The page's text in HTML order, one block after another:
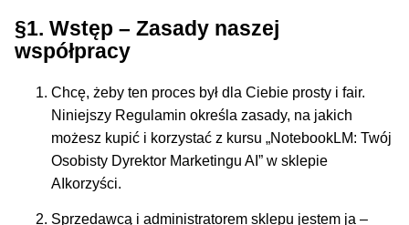
§1. Wstęp – Zasady naszej
współpracy
Chcę, żeby ten proces był dla Ciebie prosty i fair.
Niniejszy Regulamin określa zasady, na jakich
możesz kupić i korzystać z kursu „NotebookLM: Twój
Osobisty Dyrektor Marketingu AI” w sklepie
AIkorzyści.
Sprzedawcą i administratorem sklepu jestem ja –